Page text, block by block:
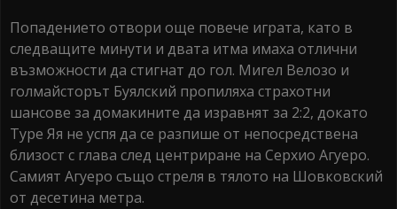
Попадението отвори още повече играта, като в
следващите минути и двата итма имаха отлични
възможности да стигнат до гол. Мигел Велозо и
голмайсторът Буялский пропиляха страхотни
шансове за домакините да изравнят за 2:2, докато
Туре Яя не успя да се разпише от непосредствена
близост с глава след центриране на Серхио Агуеро.
Самият Агуеро също стреля в тялото на Шовковский
от десетина метра.